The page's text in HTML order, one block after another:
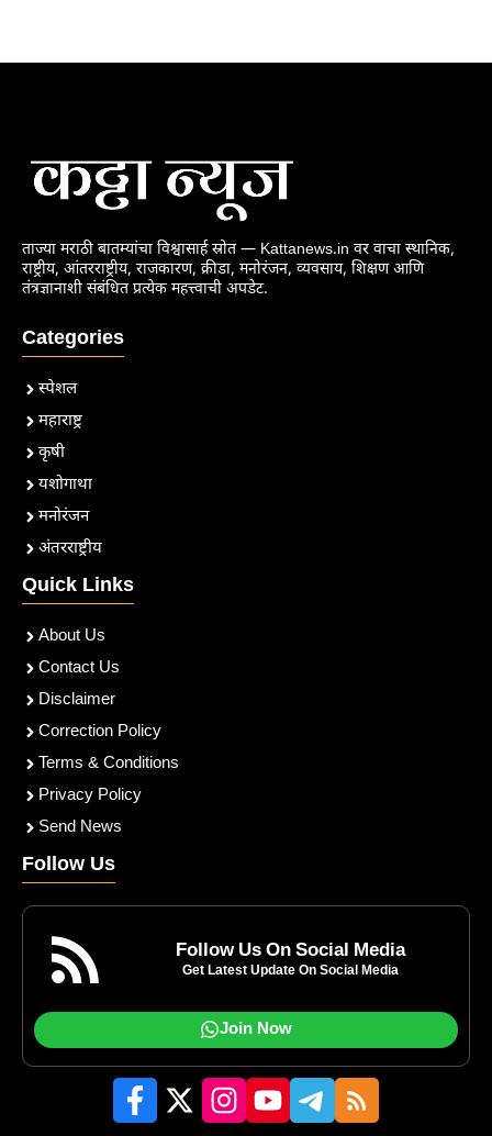
ताज्या मराठी बातम्यांचा विश्वासार्ह स्रोत — Kattanews.in वर वाचा स्थानिक,
राष्ट्रीय, आंतरराष्ट्रीय, राजकारण, क्रीडा, मनोरंजन, व्यवसाय, शिक्षण आणि
तंत्रज्ञानाशी संबंधित प्रत्येक महत्त्वाची अपडेट.
Categories
स्पेशल
महाराष्ट्र
कृषी
यशोगाथा
मनोरंजन
अंतरराष्ट्रीय
Quick Links
About Us
Contact Us
Disclaimer
Correction Policy
Terms & Conditions
Privacy Policy
Send News
Follow Us
Follow Us On Social Media
Get Latest Update On Social Media
Join Now